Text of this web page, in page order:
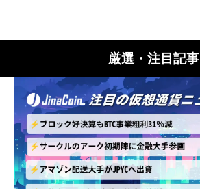
厳選・注目記事